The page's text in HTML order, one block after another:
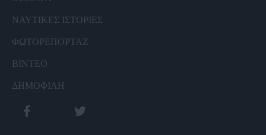
ΝΑΥΤΙΚΕΣ ΙΣΤΟΡΙΕΣ
ΦΩΤΟΡΕΠΟΡΤΑΖ
ΒΙΝΤΕΟ
ΔΗΜΟΦΙΛΗ